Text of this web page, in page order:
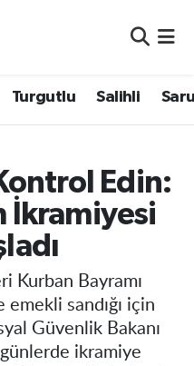
Turgutlu Salihli
Edin:
İkramiyesi
Kurban Bayramı
sandığı için
Güvenlik Bakanı
ikramiye
Fikstür